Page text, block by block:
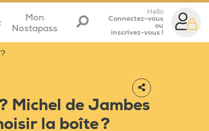
Mon
Nostapass
Hello
Connectez-vous
ou
inscrivez-vous !
Michel de Jambes
la boîte ?